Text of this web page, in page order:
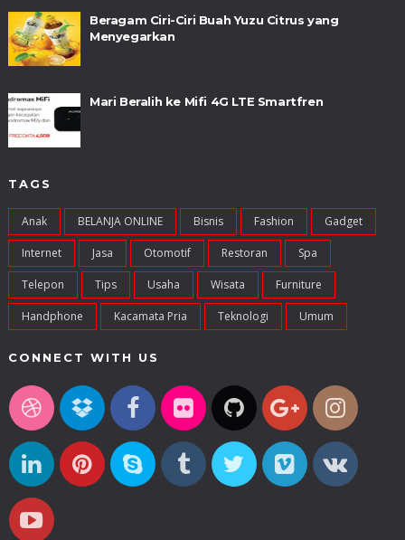
Beragam Ciri-Ciri Buah Yuzu Citrus yang
Menyegarkan
Mari Beralih ke Mifi 4G LTE Smartfren
TAGS
Anak BELANJA ONLINE Bisnis Fashion Gadget
Internet Jasa Otomotif Restoran Spa
Telepon Tips Usaha Wisata Furniture
Handphone Kacamata Pria Teknologi Umum
CONNECT WITH US